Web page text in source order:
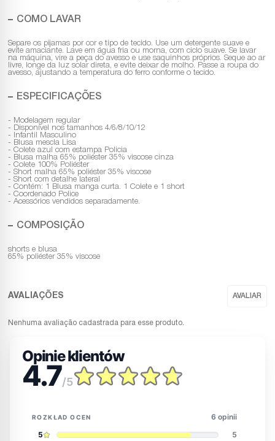
COMO LAVAR
Separe os pijamas por cor e tipo de tecido. Use um detergente suave e
evite amaciante. Lave em água fria ou morna, com ciclo suave. Se lavar
na máquina, vire a peça do avesso e use saquinhos próprios. Seque ao ar
livre, longe da luz solar direta, e evite deixar de molho. Passe a roupa do
avesso, ajustando a temperatura do ferro conforme o tecido.
ESPECIFICAÇÕES
- Modelagem regular
- Disponível nos tamanhos 4/6/8/10/12
- Infantil Masculino
- Blusa mescla Lisa
- Colete azul com estampa Policia
- Blusa malha 65% poliéster 35% viscose cinza
- Colete 100% Poliéster
- Short malha 65% poliéster 35% viscose
- Short com detalhe lateral
- Contém: 1 Blusa manga curta. 1 Colete e 1 short
- Coordenado Police
- Acessórios vendidos separadamente.
COMPOSIÇÃO
shorts e blusa
65% poliéster 35% viscose
Nenhuma avaliação cadastrada para esse produto.